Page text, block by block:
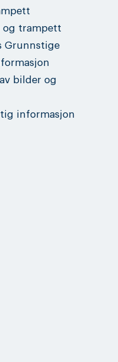
og trampett
Grunnstige
bilder og
informasjon